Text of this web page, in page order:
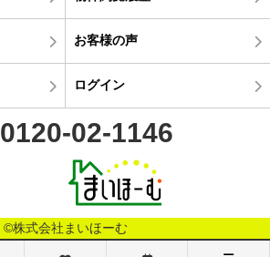
お客様の声
ログイン
0120-02-1146
©株式会社まいほーむ